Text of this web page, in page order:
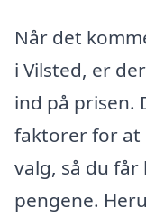
Når det
i Vilsted, er
ind på prisen.
faktorer for
valg, så du
pengene.